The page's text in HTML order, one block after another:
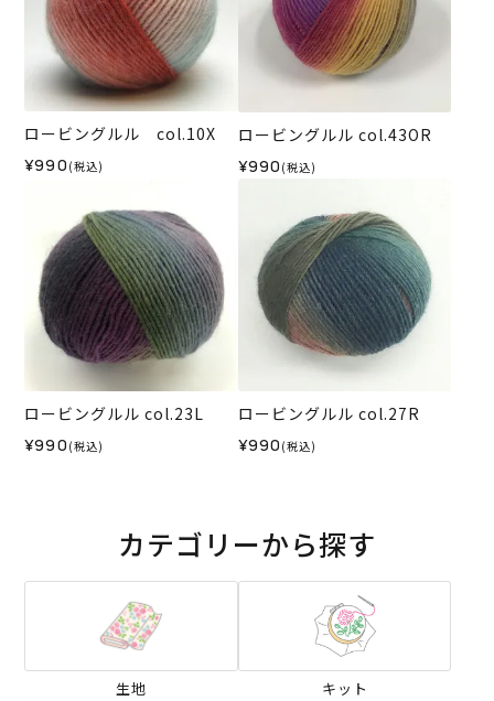
ロービングルル col.10X
¥990 (税込)
ロービングルル col.43OR
¥990 (税込)
ロービングルル col.23L
¥990 (税込)
ロービングルル col.27R
¥990 (税込)
カテゴリーから探す
生地 キット